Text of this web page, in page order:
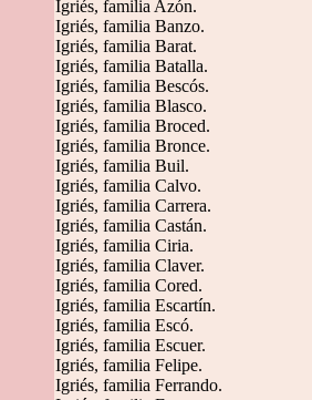
Igriés, familia Azón.
Igriés, familia Banzo.
Igriés, familia Barat.
Igriés, familia Batalla.
Igriés, familia Bescós.
Igriés, familia Blasco.
Igriés, familia Broced.
Igriés, familia Bronce.
Igriés, familia Buil.
Igriés, familia Calvo.
Igriés, familia Carrera.
Igriés, familia Castán.
Igriés, familia Ciria.
Igriés, familia Claver.
Igriés, familia Cored.
Igriés, familia Escartín.
Igriés, familia Escó.
Igriés, familia Escuer.
Igriés, familia Felipe.
Igriés, familia Ferrando.